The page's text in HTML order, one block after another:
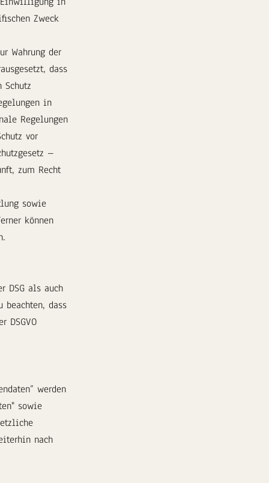
Zweck
Wahrung der
dass
in
Regelungen
vor
–
zum Recht
sowie
können
DSG als auch
beachten, dass
DSGVO
werden
sowie
nach